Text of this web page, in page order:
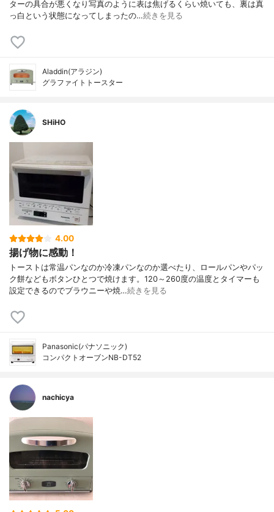
ターの具合が悪くなり写真のように表は焦げるくらい焼いても、裏は真
っ白という状態になってしまったの…続きを見る
Aladdin(アラジン)
グラファイトトースター
SHiHO
4.00
揚げ物に感動！
トーストは常温パンなのか冷凍パンなのか選べたり、ロールパンやパッ
ク餅などもボタンひとつで焼けます。120～260度の温度とタイマーも
設定できるのでブラウニーや焼…続きを見る
Panasonic(パナソニック)
コンパクトオーブンNB-DT52
nachicya